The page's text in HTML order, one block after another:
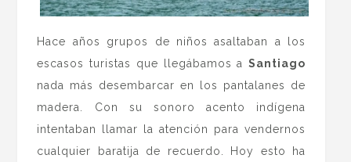
Hace años grupos de niños asaltaban a los
escasos turistas que llegábamos aSantiago
nada más desembarcar en los pantalanes de
madera. Con su sonoro acento indígena
intentaban llamar la atención para vendernos
cualquier baratija de recuerdo. Hoy esto ha